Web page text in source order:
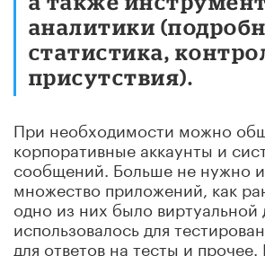
аналитики
статистика,
присутствия).
При необходимости можно
корпоративные аккаунты и
сообщений. Больше не нужно
множество приложений, как
одно из них было виртуальной
использовалось для
для ответов на тесты и